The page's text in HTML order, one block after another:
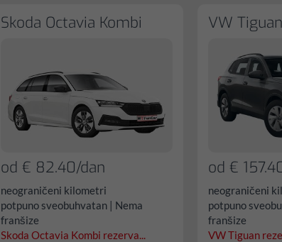
Skoda Octavia Kombi
od € 82.40/dan
neograničeni kilometri
potpuno sveobuhvatan | Nema
franšize
Skoda Octavia Kombi rezerva...
VW Tiguan
od €
neograničeni
potpuno
franšize
VW Tiguan